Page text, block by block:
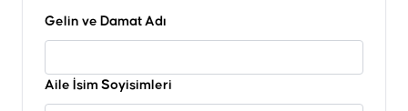
Gelin ve Damat Adı
Aile İsim Soyisimleri